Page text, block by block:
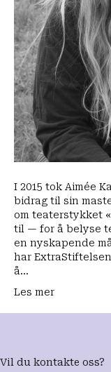
000
kr
fra
I 2015 tok Aimée
bidrag til sin
om teaterstykket
til — for å belyse
en nyskapende
har
å…
Les mer
Vil du kontakte oss?